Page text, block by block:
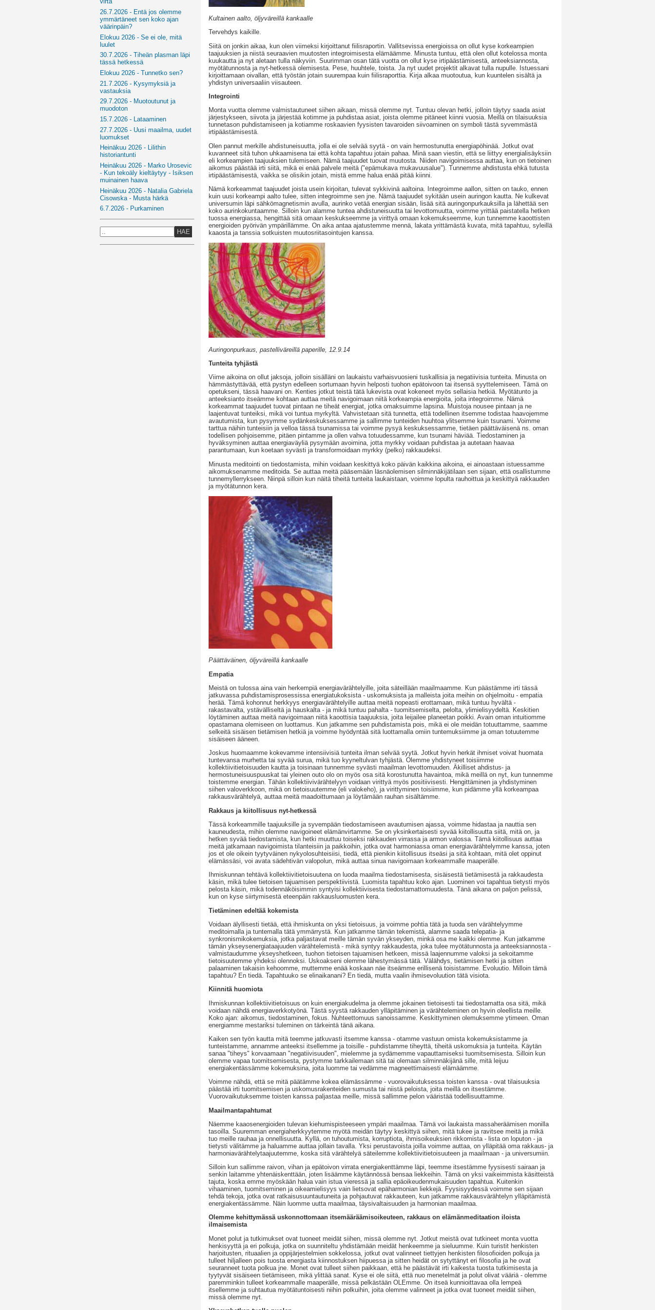
26.7.2026 - Entä jos olemme
ymmärtäneet sen koko ajan
väärinpäin?
Elokuu 2026 - Se ei ole, mitä
luulet
30.7.2026 - Tiheän plasman läpi
tässä hetkessä
Elokuu 2026 - Tunnetko sen?
21.7.2026 - Kysymyksiä ja
vastauksia
29.7.2026 - Muotoutunut ja
muodoton
15.7.2026 - Lataaminen
27.7.2026 - Uusi maailma, uudet
luomukset
Heinäkuu 2026 - Lilithin
historiantunti
Heinäkuu 2026 - Marko Urosevic
- Kun tekoäly kieltäytyy - Isiksen
muinainen haava
Heinäkuu 2026 - Natalia Gabriela
Cisowska - Musta härkä
6.7.2026 - Purkaminen
HAE
Kultainen aalto, öljyväreillä kankaalle
Tervehdys kaikille.
Siitä on jonkin aikaa, kun olen viimeksi kirjoittanut fiilisraportin. Vallitsevissa energioissa on ollut kyse korkeampien
taajuuksien ja niistä seuraavien muutosten integroimisesta elämäämme. Minusta tuntuu, että olen ollut kotelossa monta
kuukautta ja nyt aletaan tulla näkyviin. Suurimman osan tätä vuotta on ollut kyse irtipäästämisestä, anteeksiannosta,
myötätunnosta ja nyt-hetkessä olemisesta. Pese, huuhtele, toista. Ja nyt uudet projektit alkavat tulla nupulle. Istuessani
kirjoittamaan oivallan, että työstän jotain suurempaa kuin fiilisraporttia. Kirja alkaa muotoutua, kun kuuntelen sisältä ja
yhdistyn universaaliin viisauteen.
Integrointi
Monta vuotta olemme valmistautuneet siihen aikaan, missä olemme nyt. Tuntuu olevan hetki, jolloin täytyy saada asiat
järjestykseen, siivota ja järjestää kotimme ja puhdistaa asiat, joista olemme pitäneet kiinni vuosia. Meillä on tilaisuuksia
tunnetason puhdistamiseen ja kotiamme roskaavien fyysisten tavaroiden siivoaminen on symboli tästä syvemmästä
irtipäästämisestä.
Olen pannut merkille ahdistuneisuutta, jolla ei ole selvää syytä - on vain hermostunutta energiapöhinää. Jotkut ovat
kuvanneet sitä tuhon uhkaamisena tai että kohta tapahtuu jotain pahaa. Minä saan viestin, että se liittyy energialisäyksiin
eli korkeampien taajuuksien tulemiseen. Nämä taajuudet tuovat muutosta. Niiden navigoimisessa auttaa, kun on tietoinen
aikomus päästää irti siitä, mikä ei enää palvele meitä ("epämukava mukavuusalue"). Tunnemme ahdistusta ehkä tutusta
irtipäästämisestä, vaikka se olisikin jotain, mistä emme halua enää pitää kiinni.
Nämä korkeammat taajuudet joista usein kirjoitan, tulevat sykkivinä aaltoina. Integroimme aallon, sitten on tauko, ennen
kuin uusi korkeampi aalto tulee, sitten integroimme sen jne. Nämä taajuudet sykitään usein auringon kautta. Ne kulkevat
universumin läpi sähkömagnetismin avulla, aurinko vetää energian sisään, lisää sitä auringonpurkauksilla ja lähettää sen
koko aurinkokuntaamme. Silloin kun alamme tuntea ahdistuneisuutta tai levottomuutta, voimme yrittää paistatella hetken
tuossa energiassa, hengittää sitä omaan keskukseemme ja virittyä omaan kokemukseemme, kun tunnemme kaoottisten
energioiden pyörivän ympärillämme. On aika antaa ajatustemme mennä, lakata yrittämästä kuvata, mitä tapahtuu, syleillä
kaaosta ja tanssia sotkuisten muutosriitasointujen kanssa.
Auringonpurkaus, pastelliväreillä paperille, 12.9.14
Tunteita tyhjästä
Viime aikoina on ollut jaksoja, jolloin sisälläni on laukaistu varhaisvuosieni tuskallisia ja negatiivisia tunteita. Minusta on
hämmästyttävää, että pystyn edelleen sortumaan hyvin helposti tuohon epätoivoon tai itsensä syyttelemiseen. Tämä on
opetukseni, tässä haavani on. Kenties jotkut teistä tätä lukevista ovat kokeneet myös sellaisia hetkiä. Myötätunto ja
anteeksianto itseämme kohtaan auttaa meitä navigoimaan niitä korkeampia energioita, joita integroimme. Nämä
korkeammat taajuudet tuovat pintaan ne tiheät energiat, jotka omaksuimme lapsina. Muistoja nousee pintaan ja ne
laajentuvat tunteiksi, mikä voi tuntua myrkyltä. Vahvistetaan sitä tunnetta, että todellinen itsemme todistaa haavojemme
avautumista, kun pysymme sydänkeskuksessamme ja sallimme tunteiden huuhtoa ylitsemme kuin tsunami. Voimme
tarttua näihin tunteisiin ja velloa tässä tsunamissa tai voimme pysyä keskuksessamme, tietäen päättäväisenä ns. oman
todellisen pohjoisemme, pitäen pintamme ja ollen vahva totuudessamme, kun tsunami häviää. Tiedostaminen ja
hyväksyminen auttaa energiaväyliä pysymään avoimina, jotta myrkky voidaan puhdistaa ja autetaan haavaa
parantumaan, kun koetaan syvästi ja transformoidaan myrkky (pelko) rakkaudeksi.
Minusta meditointi on tiedostamista, mihin voidaan keskittyä koko päivän kaikkina aikoina, ei ainoastaan istuessamme
aikomuksenamme meditoida. Se auttaa meitä pääsemään läsnäolemisen silminnäkijätilaan sen sijaan, että osallistumme
tunnemyllerrykseen. Niinpä silloin kun näitä tiheitä tunteita laukaistaan, voimme lopulta rauhoittua ja keskittyä rakkauden
ja myötätunnon kera.
Päättäväinen, öljyväreillä kankaalle
Empatia
Meistä on tulossa aina vain herkempiä energiavärähtelyille, joita säteillään maailmaamme. Kun päästämme irti tässä
jatkuvassa puhdistamisprosessissa energiatukoksista - uskomuksista ja malleista joita meihin on ohjelmoitu - empatia
herää. Tämä kohonnut herkkyys energiavärähtelyille auttaa meitä nopeasti erottamaan, mikä tuntuu hyvältä -
rakastavalta, ystävälliseltä ja hauskalta - ja mikä tuntuu pahalta - tuomitsemiselta, pelolta, ylimielisyydeltä. Keskitien
löytäminen auttaa meitä navigoimaan niitä kaoottisia taajuuksia, joita leijailee planeetan poikki. Avain oman intuitiomme
opastamana olemiseen on luottamus. Kun jatkamme sen puhdistamista pois, mikä ei ole meidän totuuttamme, saamme
selkeitä sisäisen tietämisen hetkiä ja voimme hyödyntää sitä luottamalla omiin tuntemuksiimme ja oman totuutemme
sisäiseen ääneen.
Joskus huomaamme kokevamme intensiivisiä tunteita ilman selvää syytä. Jotkut hyvin herkät ihmiset voivat huomata
tuntevansa murhetta tai syvää surua, mikä tuo kyyneltulvan tyhjästä. Olemme yhdistyneet toisiimme
kollektiivitietoisuuden kautta ja toisinaan tunnemme syvästi maailman levottomuuden. Äkilliset ahdistus- ja
hermostuneisuuspuuskat tai yleinen outo olo on myös osa sitä korostunutta havaintoa, mikä meillä on nyt, kun tunnemme
toistemme energian. Tähän kollektiivivärähtelyyn voidaan virittyä myös positiivisesti. Hengittäminen ja yhdistyminen
siihen valoverkkoon, mikä on tietoisuutemme (eli valokeho), ja virittyminen toisiimme, kun pidämme yllä korkeampaa
rakkausvärähtelyä, auttaa meitä maadoittumaan ja löytämään rauhan sisältämme.
Rakkaus ja kiitollisuus nyt-hetkessä
Tässä korkeammille taajuuksille ja syvempään tiedostamiseen avautumisen ajassa, voimme hidastaa ja nauttia sen
kauneudesta, mihin olemme navigoineet elämänvirtamme. Se on yksinkertaisesti syvää kiitollisuutta siitä, mitä on, ja
hetken syvää tiedostamista, kun hetki muuttuu toiseksi rakkauden virrassa ja armon valossa. Tämä kiitollisuus auttaa
meitä jatkamaan navigoimista tilanteisiin ja paikkoihin, jotka ovat harmoniassa oman energiavärähtelymme kanssa, joten
jos et ole oikein tyytyväinen nykyolosuhteisiisi, tiedä, että pienikin kiitollisuus itseäsi ja sitä kohtaan, mitä olet oppinut
elämässäsi, voi avata sädehtivän valopolun, mikä auttaa sinua navigoimaan korkeammalle maaperälle.
Ihmiskunnan tehtävä kollektiivitietoisuutena on luoda maailma tiedostamisesta, sisäisestä tietämisestä ja rakkaudesta
käsin, mikä tulee tietoisen tajuamisen perspektiivistä. Luomista tapahtuu koko ajan. Luominen voi tapahtua tietysti myös
pelosta käsin, mikä todennäköisimmin syntyisi kollektiivisesta tiedostamattomuudesta. Tänä aikana on paljon pelissä,
kun on kyse siirtymisestä eteenpäin rakkausluomusten kera.
Tietäminen edeltää kokemista
Voidaan älyllisesti tietää, että ihmiskunta on yksi tietoisuus, ja voimme pohtia tätä ja tuoda sen värähtelyymme
meditoimalla ja tuntemalla tätä ymmärrystä. Kun jatkamme tämän tekemistä, alamme saada telepatia- ja
synkronismikokemuksia, jotka paljastavat meille tämän syvän ykseyden, minkä osa me kaikki olemme. Kun jatkamme
tämän ykseysenergiataajuuden värähtelemistä - mikä syntyy rakkaudesta, joka tulee myötätunnosta ja anteeksiannosta -
valmistaudumme ykseyshetkeen, tuohon tietoisen tajuamisen hetkeen, missä laajennumme valoksi ja sekoitamme
tietoisuutemme yhdeksi olennoksi. Uskoakseni olemme lähestymässä tätä. Välähdys, tietämisen hetki ja sitten
palaaminen takaisin kehoomme, muttemme enää koskaan näe itseämme erillisenä toisistamme. Evoluutio. Milloin tämä
tapahtuu? En tiedä. Tapahtuuko se elinaikanani? En tiedä, mutta vaalin ihmisevoluution tätä visiota.
Kiinnitä huomiota
Ihmiskunnan kollektiivitietoisuus on kuin energiakudelma ja olemme jokainen tietoisesti tai tiedostamatta osa sitä, mikä
voidaan nähdä energiaverkkotyönä. Tästä syystä rakkauden ylläpitäminen ja värähteleminen on hyvin oleellista meille.
Koko ajan: aikomus, tiedostaminen, fokus. Nuhteettomuus sanoissamme. Keskittyminen olemuksemme ytimeen. Oman
energiamme mestariksi tuleminen on tärkeintä tänä aikana.
Kaiken sen työn kautta mitä teemme jatkuvasti itsemme kanssa - otamme vastuun omista kokemuksistamme ja
tunteistamme, annamme anteeksi itsellemme ja toisille - puhdistamme tiheyttä, tiheitä uskomuksia ja tunteita. Käytän
sanaa "tiheys" korvaamaan "negatiivisuuden", mielemme ja sydämemme vapauttamiseksi tuomitsemisesta. Silloin kun
olemme vapaa tuomitsemisesta, pystymme tarkkailemaan sitä tai olemaan silminnäkijänä sille, mitä leijuu
energiakentässämme kokemuksina, joita luomme tai vedämme magneettimaisesti elämäämme.
Voimme nähdä, että se mitä päätämme kokea elämässämme - vuorovaikutuksessa toisten kanssa - ovat tilaisuuksia
päästää irti tuomitsemisen ja uskomusrakenteiden sumusta tai niistä peloista, joita meillä on itsestämme.
Vuorovaikutuksemme toisten kanssa paljastaa meille, missä sallimme pelon vääristää todellisuuttamme.
Maailmantapahtumat
Näemme kaaosenergioiden tulevan kiehumispisteeseen ympäri maailmaa. Tämä voi laukaista massaheräämisen monilla
tasoilla. Suuremman energiaherkkyytemme myötä meidän täytyy keskittyä siihen, mitä tukee ja ravitsee meitä ja mikä
tuo meille rauhaa ja onnellisuutta. Kyllä, on tuhoutumista, korruptiota, ihmisoikeuksien rikkomista - lista on loputon - ja
tietysti välitämme ja haluamme auttaa jollain tavalla. Yksi perustavoista joilla voimme auttaa, on ylläpitää oma rakkaus- ja
harmoniavärähtelytaajuutemme, koska sitä värähtelyä säteilemme kollektiivitietoisuuteen ja maailmaan - ja universumiin.
Silloin kun sallimme raivon, vihan ja epätoivon virrata energiakenttämme läpi, teemme itsestämme fyysisesti sairaan ja
senkin laitamme yhtenäiskenttään, joten lisäämme käytännössä bensaa liekkeihin. Tämä on yksi vaikeimmista käsitteistä
tajuta, koska emme myöskään halua vain istua vieressä ja sallia epäoikeudenmukaisuuden tapahtua. Kuitenkin
vihaaminen, tuomitseminen ja oikeamielisyys vain lietsovat epäharmonian liekkejä. Fyysisyydessä voimme sen sijaan
tehdä tekoja, jotka ovat ratkaisusuuntautuneita ja pohjautuvat rakkauteen, kun jatkamme rakkausvärähtelyn ylläpitämistä
energiakentässämme. Näin luomme uutta maailmaa, täysivaltaisuuden ja harmonian maailmaa.
Olemme kehittymässä uskonnottomaan itsemääräämisoikeuteen, rakkaus on elämänmeditaation iloista
ilmaisemista
Monet polut ja tutkimukset ovat tuoneet meidät siihen, missä olemme nyt. Jotkut meistä ovat tutkineet monta vuotta
henkisyyttä ja eri polkuja, jotka on suunniteltu yhdistämään meidät henkeemme ja sieluumme. Kuin turistit henkisten
harjoitusten, rituaalien ja oppijärjestelmien sokkelossa, jotkut ovat valinneet tiettyjen henkisten filosofioiden polkuja ja
tulleet hiljalleen pois tuosta energiasta kiinnostuksen hiipuessa ja sitten heidät on sytyttänyt eri filosofia ja he ovat
seuranneet tuota polkua jne. Monet ovat tulleet siihen paikkaan, että he päästävät irti kaikesta tuosta tutkimisesta ja
tyytyvät sisäiseen tietämiseen, mikä ylittää sanat. Kyse ei ole siitä, että nuo menetelmät ja polut olivat vääriä - olemme
paremminkin tulleet korkeammalle maaperälle, missä pelkästään OLEmme. On itseä kunnioittavaa olla lempeä
itsellemme ja suhtautua myötätuntoisesti niihin polkuihin, joita olemme valinneet ja jotka ovat tuoneet meidät siihen,
missä olemme nyt.